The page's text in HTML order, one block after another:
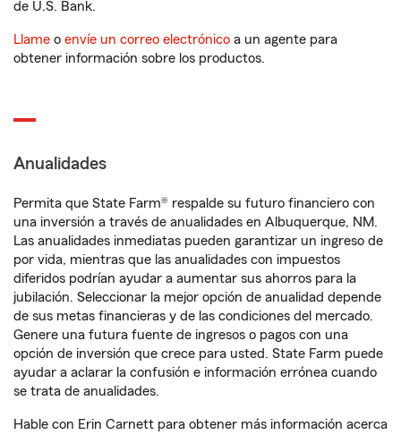
de U.S. Bank.
Llame o envíe un correo electrónico a un agente para
obtener información sobre los productos.
Anualidades
Permita que State Farm® respalde su futuro financiero con
una inversión a través de anualidades en Albuquerque, NM.
Las anualidades inmediatas pueden garantizar un ingreso de
por vida, mientras que las anualidades con impuestos
diferidos podrían ayudar a aumentar sus ahorros para la
jubilación. Seleccionar la mejor opción de anualidad depende
de sus metas financieras y de las condiciones del mercado.
Genere una futura fuente de ingresos o pagos con una
opción de inversión que crece para usted. State Farm puede
ayudar a aclarar la confusión e información errónea cuando
se trata de anualidades.
Hable con Erin Carnett para obtener más información acerca